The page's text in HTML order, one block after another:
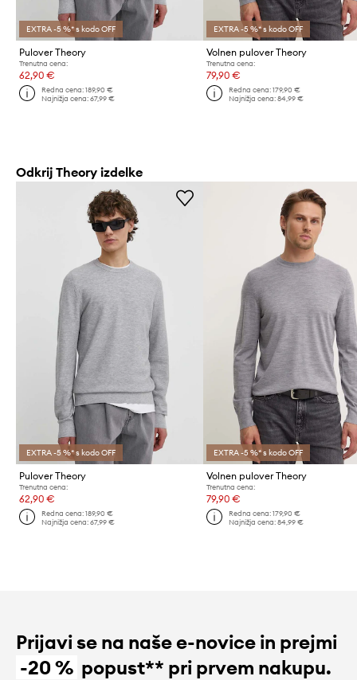
EXTRA -5 %* s kodo OFF
Pulover Theory
Trenutna cena:
62,90 €
Redna cena:189,90 €
Najnižja cena:67,99 €
EXTRA -5 %* s kodo OFF
Volnen pulover Theory
Trenutna cena:
79,90 €
Redna cena: 179,90 €
Najnižja cena: 84,99 €
Odkrij Theory izdelke
EXTRA -5 %* s kodo OFF
Pulover Theory
Trenutna cena:
62,90 €
Redna cena:189,90 €
Najnižja cena:67,99 €
EXTRA -5 %* s kodo OFF
Volnen pulover Theory
Trenutna cena:
79,90 €
Redna cena: 179,90 €
Najnižja cena: 84,99 €
Prijavi se na naše e-novice in prejmi
-20 % popust** pri prvem nakupu.